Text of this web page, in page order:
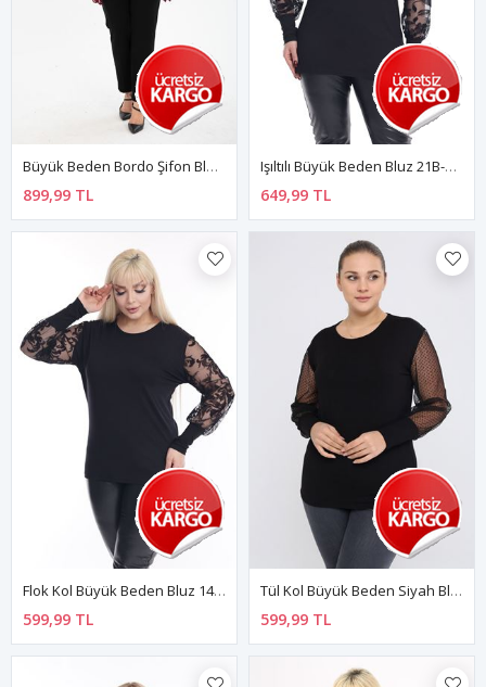
Büyük Beden Bordo Şifon Bluz 29E-2400
899,99 TL
Işıltılı Büyük Beden Bluz 21B-2280
649,99 TL
Flok Kol Büyük Beden Bluz 14C-2266
599,99 TL
Tül Kol Büyük Beden Siyah Bluz 7D-2258
599,99 TL